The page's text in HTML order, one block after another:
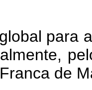
para
de